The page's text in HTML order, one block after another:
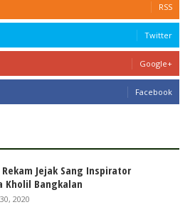
RSS
Twitter
Google+
Facebook
Jejak Sang Inspirator
Kholil Bangkalan
2020